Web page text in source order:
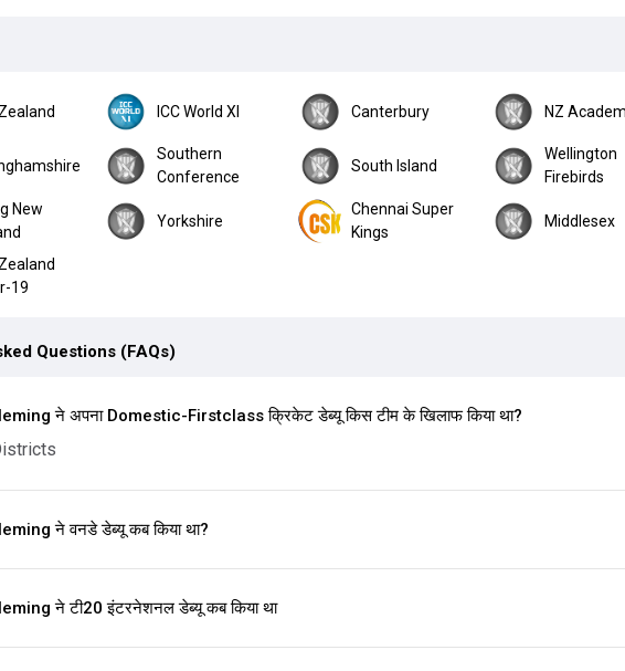
ICC World XI Canterbury NZ
Southern
Conference
South Island
Wellington
Firebirds
New
Yorkshire
Chennai Super
Kings
Middlesex
19
Questions (FAQs)
ने अपना Domestic-Firstclass क्रिकेट डेब्यू किस टीम के खिलाफ किया था?
ने वनडे डेब्यू कब किया था?
ने टी20 इंटरनेशनल डेब्यू कब किया था